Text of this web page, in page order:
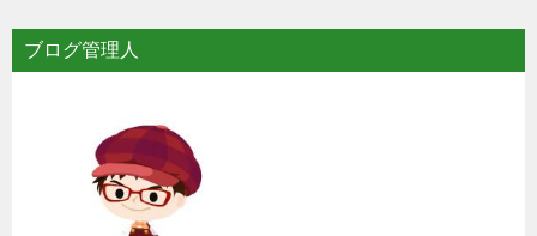
ブログ管理人